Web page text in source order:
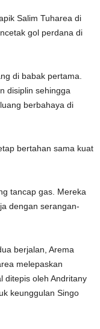
Salim Tuharea di
gol perdana di
di babak pertama.
disiplin sehingga
berbahaya di
bertahan sama kuat
tancap gas. Mereka
dengan serangan-
berjalan, Arema
melepaskan
ditepis oleh Andritany
keunggulan Singo